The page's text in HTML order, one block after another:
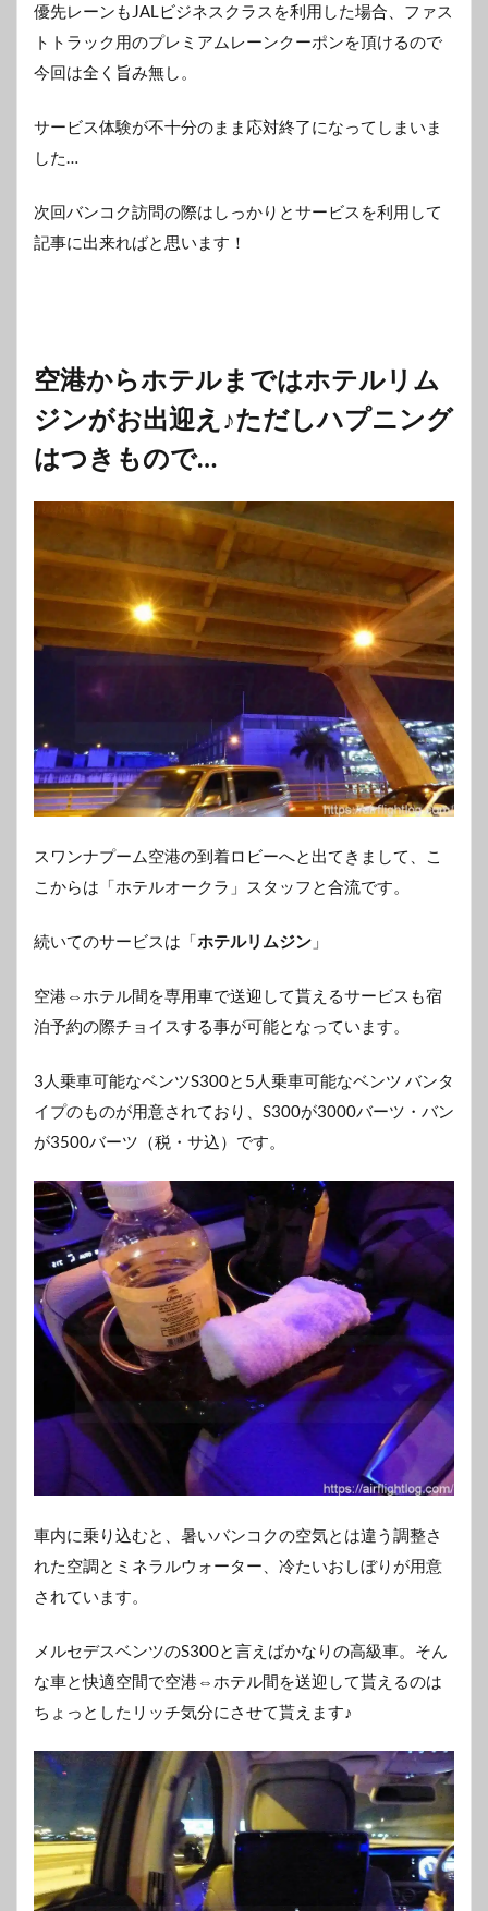
優先レーンもJALビジネスクラスを利用した場合、ファス
トトラック用のプレミアムレーンクーポンを頂けるので
今回は全く旨み無し。
サービス体験が不十分のまま応対終了になってしまいま
した…
次回バンコク訪問の際はしっかりとサービスを利用して
記事に出来ればと思います！
空港からホテルまではホテルリム
ジンがお出迎え♪ただしハプニング
はつきもので…
スワンナプーム空港の到着ロビーへと出てきまして、こ
こからは「ホテルオークラ」スタッフと合流です。
続いてのサービスは「ホテルリムジン 」
空港⇔ホテル間を専用車で送迎して貰えるサービスも宿
泊予約の際チョイスする事が可能となっています。
3人乗車可能なベンツS300と5人乗車可能なベンツ バンタ
イプのものが用意されており、S300が3000バーツ・バン
が3500バーツ（税・サ込）です。
車内に乗り込むと、暑いバンコクの空気とは違う調整さ
れた空調とミネラルウォーター、冷たいおしぼりが用意
されています。
メルセデスベンツのS300と言えばかなりの高級車。そん
な車と快適空間で空港⇔ホテル間を送迎して貰えるのは
ちょっとしたリッチ気分にさせて貰えます♪